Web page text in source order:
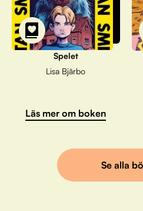
Spelet
Lisa Bjärbo
Läs mer om boken
Se alla